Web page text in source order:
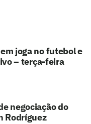
joga no futebol e
– terça-feira
negociação do
Rodríguez